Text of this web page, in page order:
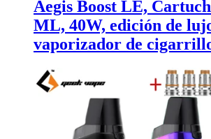
Aegis Boost LE,
ML, 40W, edición de
vaporizador de